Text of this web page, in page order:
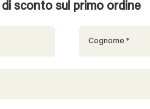
di sconto sul primo ordine